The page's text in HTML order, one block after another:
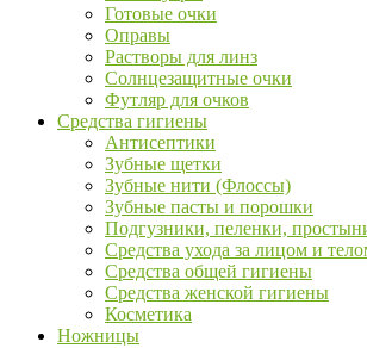
Готовые очки
Оправы
Растворы для линз
Солнцезащитные очки
Футляр для очков
Средства гигиены
Антисептики
Зубные щетки
Зубные нити (Флоссы)
Зубные пасты и порошки
Подгузники, пеленки,
Средства ухода за лицом и
Средства общей гигиены
Средства женской гигиены
Косметика
Ножницы